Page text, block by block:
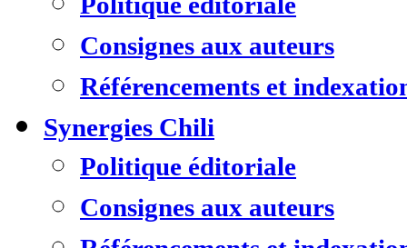
Consignes aux auteurs
Référencements et
Synergies Chili
Politique éditoriale
Consignes aux auteurs